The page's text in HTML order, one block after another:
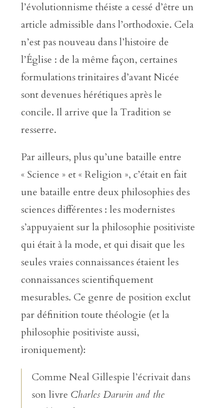
l’évolutionnisme théiste a cessé d’être un
article admissible dans l’orthodoxie. Cela
n’est pas nouveau dans l’histoire de
l’Église : de la même façon, certaines
formulations trinitaires d’avant Nicée
sont devenues hérétiques après le
concile. Il arrive que la Tradition se
resserre.
Par ailleurs, plus qu’une bataille entre
« Science » et « Religion », c’était en fait
une bataille entre deux philosophies des
sciences différentes : les modernistes
s’appuyaient sur la philosophie positiviste
qui était à la mode, et qui disait que les
seules vraies connaissances étaient les
connaissances scientifiquement
mesurables. Ce genre de position exclut
par définition toute théologie (et la
philosophie positiviste aussi,
ironiquement):
Comme Neal Gillespie l’écrivait dans
son livre Charles Darwin and the